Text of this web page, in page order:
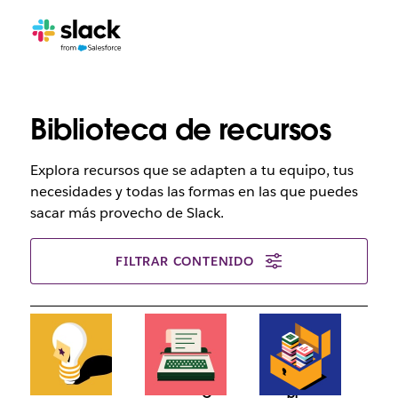
Biblioteca de recursos
Explora recursos que se adapten a tu equipo, tus
necesidades y todas las formas en las que puedes
sacar más provecho de Slack.
FILTRAR CONTENIDO
a
el
C
e
e
el
bl